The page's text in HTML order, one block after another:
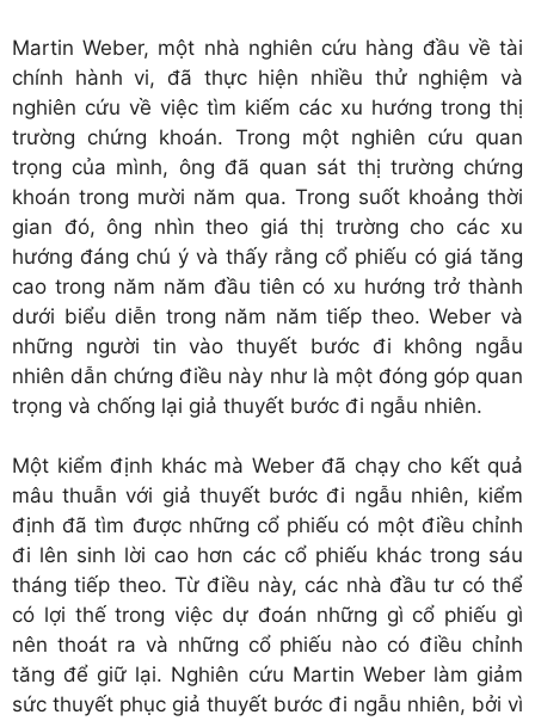
Martin Weber, một nhà nghiên cứu hàng đầu về tài
chính hành vi, đã thực hiện nhiều thử nghiệm và
nghiên cứu về việc tìm kiếm các xu hướng trong thị
trường chứng khoán. Trong một nghiên cứu quan
trọng của mình, ông đã quan sát thị trường chứng
khoán trong mười năm qua. Trong suốt khoảng thời
gian đó, ông nhìn theo giá thị trường cho các xu
hướng đáng chú ý và thấy rằng cổ phiếu có giá tăng
cao trong năm năm đầu tiên có xu hướng trở thành
dưới biểu diễn trong năm năm tiếp theo. Weber và
những người tin vào thuyết bước đi không ngẫu
nhiên dẫn chứng điều này như là một đóng góp quan
trọng và chống lại giả thuyết bước đi ngẫu nhiên.
Một kiểm định khác mà Weber đã chạy cho kết quả
mâu thuẫn với giả thuyết bước đi ngẫu nhiên, kiểm
định đã tìm được những cổ phiếu có một điều chỉnh
đi lên sinh lời cao hơn các cổ phiếu khác trong sáu
tháng tiếp theo. Từ điều này, các nhà đầu tư có thể
có lợi thế trong việc dự đoán những gì cổ phiếu gì
nên thoát ra và những cổ phiếu nào có điều chỉnh
tăng để giữ lại. Nghiên cứu Martin Weber làm giảm
sức thuyết phục giả thuyết bước đi ngẫu nhiên, bởi vì